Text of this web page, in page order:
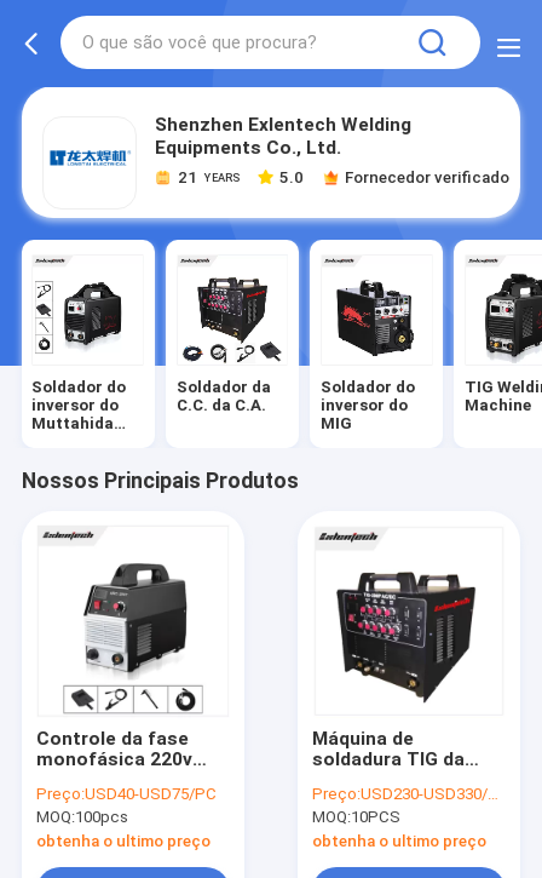
Shenzhen Exlentech Welding
Equipments Co., Ltd.
21 YEARS 5.0 Fornecedor verificado
Soldador do
inversor do
Muttahida
Soldador da
C.C. da C.A.
Soldador do
inversor do
MIG
TIG
Machine
Nossos Principais Produtos
Controle da fase
monofásica 220v
soldadura do
Muttahida Majlis-E-
Amal 200 do Mosfet
Preço:USD40-USD75/PC
MOQ:100pcs
obtenha o ultimo preço
Máquina de
soldadura TIG da
da fase monofásica
soldador do inversor
de 200 ampères
Preço:USD230-USD330/PC
MOQ:10PCS
obtenha o ultimo preço